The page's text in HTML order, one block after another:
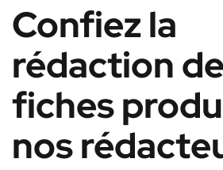
Confiez la
rédaction
fiches
nos